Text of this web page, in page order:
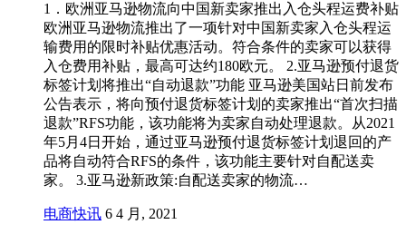
1．欧洲亚马逊物流向中国新卖家推出入仓头程运费补贴
欧洲亚马逊物流推出了一项针对中国新卖家入仓头程运
输费用的限时补贴优惠活动。符合条件的卖家可以获得
入仓费用补贴，最高可达约180欧元。 2.亚马逊预付退货
标签计划将推出“自动退款”功能 亚马逊美国站日前发布
公告表示，将向预付退货标签计划的卖家推出“首次扫描
退款”RFS功能，该功能将为卖家自动处理退款。从2021
年5月4日开始，通过亚马逊预付退货标签计划退回的产
品将自动符合RFS的条件，该功能主要针对自配送卖
家。 3.亚马逊新政策:自配送卖家的物流…
电商快讯 6 4 月, 2021